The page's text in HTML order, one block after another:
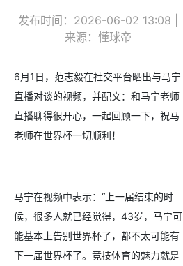
发布时间：2026-06-02 13:08 |
来源：懂球帝
6月1日，范志毅在社交平台晒出与马宁
直播对谈的视频，并配文：和马宁老师
直播聊得很开心，一起回顾一下，祝马
老师在世界杯一切顺利！
马宁在视频中表示：“上一届结束的时
候，很多人就已经觉得，43岁，马宁可
能基本上告别世界杯了，都不太可能有
下一届世界杯了。竞技体育的魅力就是